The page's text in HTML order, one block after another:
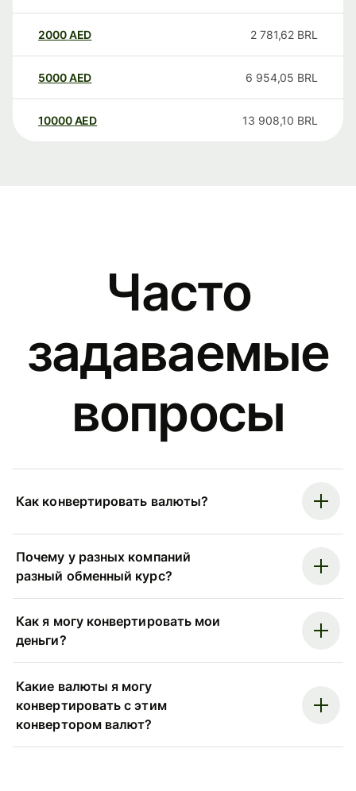
2000AED 2 781,62 BRL
5000AED 6 954,05 BRL
10000 AED 13 908,10 BRL
Часто
задаваемые
вопросы
Как конвертировать валюты?
Почему у разных компаний
разный обменный курс?
Как я могу конвертировать мои
деньги?
Какие валюты я могу
конвертировать с этим
конвертором валют?